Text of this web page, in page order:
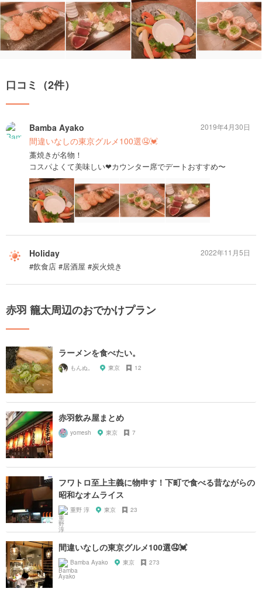
口コミ（2件）
Bamba Ayako
間違いなしの東京グルメ100選🤤💓
藁焼きが名物！
コスパよくて美味しい❤︎カウンター席でデートおすすめ〜
2019年4月30日
Holiday
#飲食店 #居酒屋 #炭火焼き
2022年11月5日
赤羽 籠太周辺のおでかけプラン
ラーメンを食べたい。
もんぬ。 東京 12
赤羽飲み屋まとめ
yomesh 東京 7
フワトロ至上主義に物申す！下町で食べる昔ながらの
昭和なオムライス
重野 淳 東京 23
間違いなしの東京グルメ100選🤤💓
Bamba Ayako 東京 273